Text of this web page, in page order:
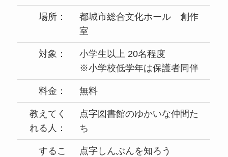
場所：
都城市総合文化ホール 創作
室
対象：
小学生以上 20名程度
※小学校低学年は保護者同伴
料金： 無料
教えてく
れる人：
点字図書館のゆかいな仲間た
ち
するこ
点字しんぶんを知ろう